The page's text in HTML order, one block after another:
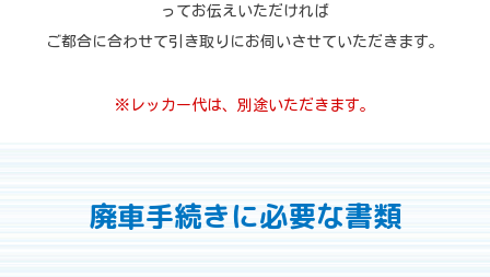
ってお伝えいただければ
ご都合に合わせて引き取りにお伺いさせていただきます。
※レッカー代は、別途いただきます。
廃車手続きに必要な書類